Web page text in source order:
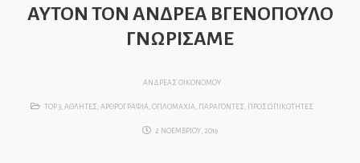
ΑΥΤΟΝ ΤΟΝ ΑΝΔΡΕΑ ΒΓΕΝΟΠΟΥΛΟ
ΓΝΩΡΙΣΑΜΕ
ΑΝΔΡΕΑΣ ΟΙΚΟΝΟΜΟΥ
TOP 3, ΑΘΛΗΤΕΣ, ΑΡΘΡΟΓΡΑΦΙΑ, ΟΠΛΟΜΑΧΙΑ, ΠΑΡΑΓΟΝΤΕΣ, ΠΡΟΣΩΠΙΚΟΤΗΤΕΣ
2 ΝΟΕΜΒΡΙΟΥ, 2019